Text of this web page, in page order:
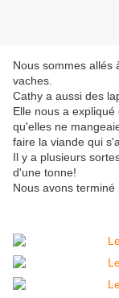
Nous sommes allés
vaches.
Cathy a aussi des
Elle nous a
qu'elles ne
faire la viande qui
Il y a plusieurs
d'une tonne!
Nous avons